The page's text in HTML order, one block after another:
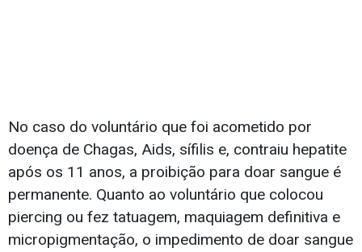
No caso do voluntário que foi acometido por
doença de Chagas, Aids, sífilis e, contraiu hepatite
após os 11 anos, a proibição para doar sangue é
permanente. Quanto ao voluntário que colocou
piercing ou fez tatuagem, maquiagem definitiva e
micropigmentação, o impedimento de doar sangue